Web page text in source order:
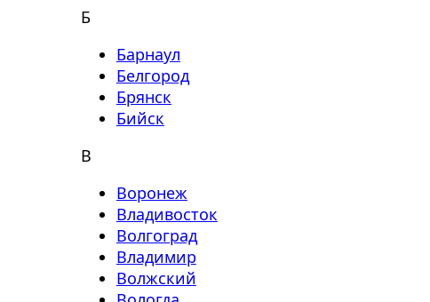
Б
Барнаул
Белгород
Брянск
Бийск
В
Воронеж
Владивосток
Волгоград
Владимир
Волжский